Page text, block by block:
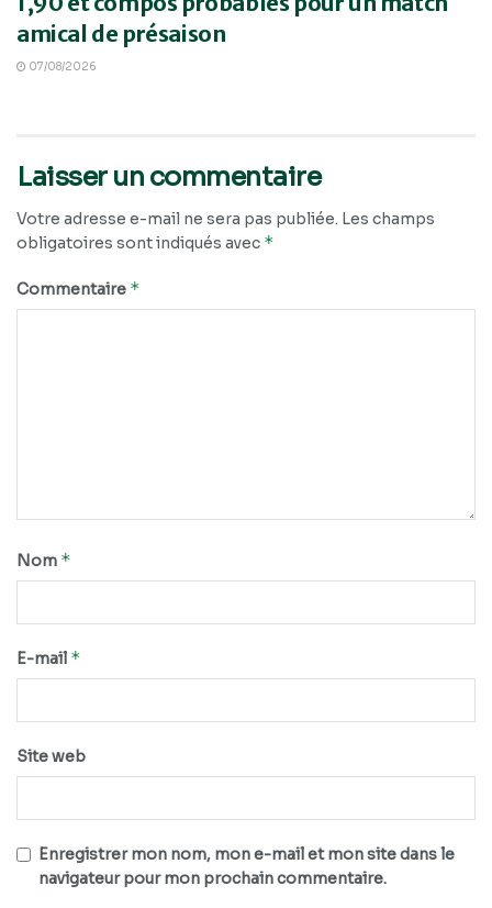
amical de présaison
07/08/2026
Laisser un commentaire
Votre adresse e-mail ne sera pas publiée. Les champs
obligatoires sont indiqués avec *
Commentaire *
Nom *
E-mail *
Site web
Enregistrer mon nom, mon e-mail et mon site dans le
navigateur pour mon prochain commentaire.